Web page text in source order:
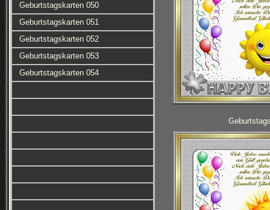
Geburtstagskarten 050
Geburtstagskarten 051
Geburtstagskarten 052
Geburtstagskarten 053
Geburtstagskarten 054